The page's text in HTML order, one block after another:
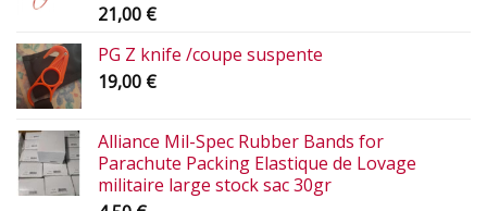
21,00 €
PG Z knife /coupe suspente
19,00 €
Alliance Mil-Spec Rubber Bands for
Parachute Packing Elastique de Lovage
militaire large stock sac 30gr